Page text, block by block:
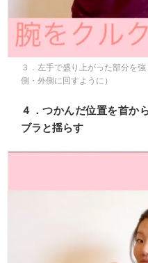
３．左手で盛り上がった部分を
側・外側に回すように）
４．つかんだ位置を首か
ブラと揺らす